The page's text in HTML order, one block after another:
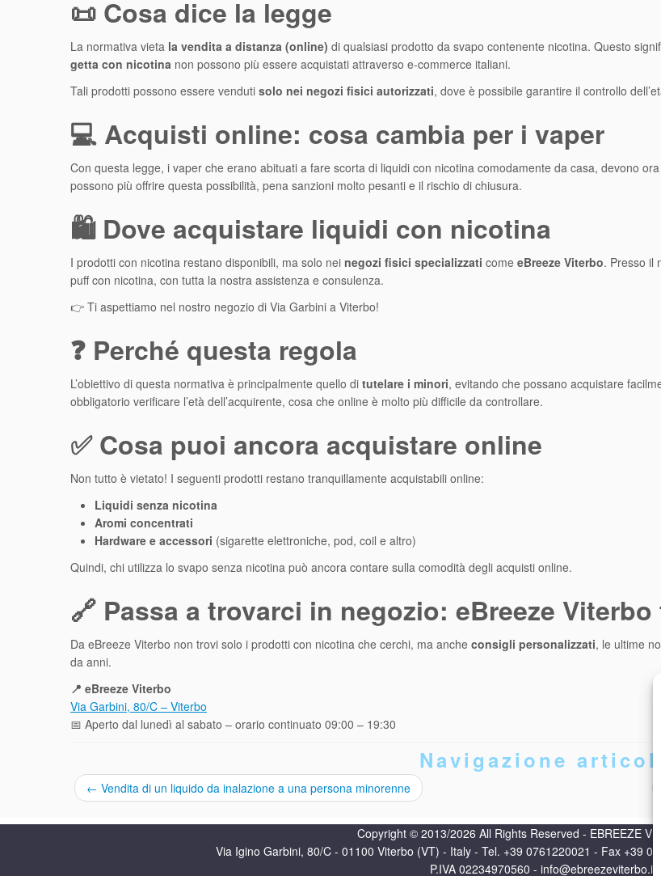
📜 Cosa dice la legge
La normativa vieta la vendita a distanza (online) di qualsiasi prodotto da svapo contenente nicotina. Questo
getta con nicotina non possono più essere acquistati attraverso e-commerce italiani.
Tali prodotti possono essere venduti solo nei negozi fisici autorizzati, dove è possibile garantire il controllo
💻 Acquisti online: cosa cambia per i vaper
Con questa legge, i vaper che erano abituati a fare scorta di liquidi con nicotina comodamente da casa, devono ora
possono più offrire questa possibilità, pena sanzioni molto pesanti e il rischio di chiusura.
🛍️ Dove acquistare liquidi con nicotina
I prodotti con nicotina restano disponibili, ma solo nei negozi fisici specializzati come eBreeze Viterbo. Presso il
puff con nicotina, con tutta la nostra assistenza e consulenza.
👉 Ti aspettiamo nel nostro negozio di Via Garbini a Viterbo!
❓ Perché questa regola
L’obiettivo di questa normativa è principalmente quello di tutelare i minori, evitando che possano acquistare
obbligatorio verificare l’età dell’acquirente, cosa che online è molto più difficile da controllare.
✅ Cosa puoi ancora acquistare online
Non tutto è vietato! I seguenti prodotti restano tranquillamente acquistabili online:
Liquidi senza nicotina
Aromi concentrati
Hardware e accessori (sigarette elettroniche, pod, coil e altro)
Quindi, chi utilizza lo svapo senza nicotina può ancora contare sulla comodità degli acquisti online.
🔗 Passa a trovarci in negozio: eBreeze
Da eBreeze Viterbo non trovi solo i prodotti con nicotina che cerchi, ma anche consigli personalizzati, le ultime
da anni.
📍 eBreeze Viterbo
Via Garbini, 80/C – Viterbo
📅 Aperto dal lunedì al sabato – orario continuato 09:00 – 19:30
Navigazione articoli
← Vendita di un liquido da inalazione a una persona minorenne
Copyright © 2013/2026 All Rights Reserved - EBREEZE
Via Igino Garbini, 80/C - 01100 Viterbo (VT) - Italy - Tel. +39 0761220021 - Fax +39
P.IVA 02234970560 - info@ebreezeviterbo.it